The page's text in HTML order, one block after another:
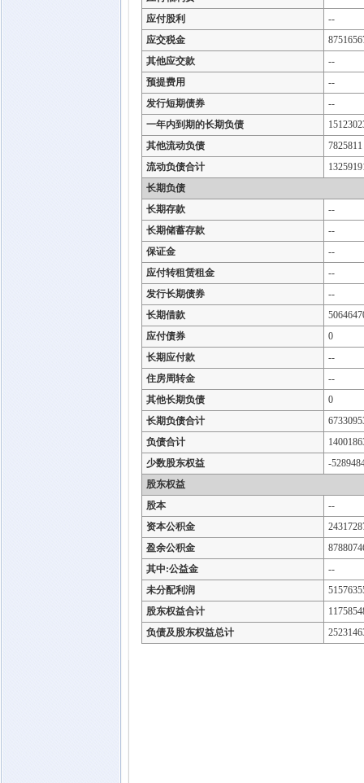
应付股利
--
应交税金
其他应交款
--
预提费用
--
发行短期债券
--
一年内到期的长期负债
其他流动负债
7825811
流动负债合计
长期负债
长期存款
--
长期储蓄存款
--
保证金
--
应付转租赁租金
--
发行长期债券
--
长期借款
应付债券
0
长期应付款
--
住房周转金
--
其他长期负债
0
长期负债合计
负债合计
少数股东权益
-
股东权益
股本
--
资本公积金
盈余公积金
其中:公益金
--
未分配利润
股东权益合计
负债及股东权益总计